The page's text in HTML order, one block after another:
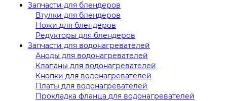
Запчасти для блендеров
Втулки для блендеров
Ножи для блендеров
Редукторы для блендеров
Запчасти для водонагревателей
Аноды для водонагревателей
Клапаны для водонагревателей
Кнопки для водонагревателей
Платы для водонагревателей
Прокладка фланца для водонагревателей